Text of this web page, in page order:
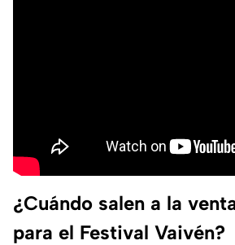
¿Cuándo salen a la
para el Festival Vaivén?